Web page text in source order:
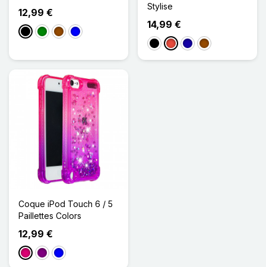
12,99 €
NoirVertMarron
Bleu
Stylise
14,99 €
NoirRougeBleu Foncé
Marron
Coque iPod Touch 6 / 5
Paillettes Colors
12,99 €
Magenta
VioletBleu